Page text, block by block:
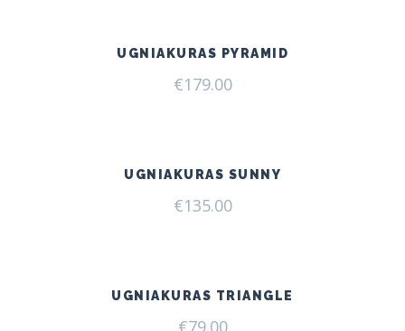
UGNIAKURAS PYRAMID
€179.00
UGNIAKURAS SUNNY
€135.00
UGNIAKURAS TRIANGLE
€79.00